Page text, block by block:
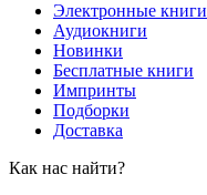
Электронные книги
Аудиокниги
Новинки
Бесплатные книги
Импринты
Подборки
Доставка
Как нас найти?